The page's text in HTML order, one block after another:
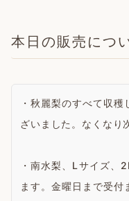
本日の販売につ
・秋麗梨のすべて収
ざいました。なくなり
・南水梨、Lサイズ、
ます。金曜日まで受